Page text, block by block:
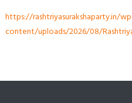
https://rashtriyasurakshaparty.in/
content/uploads/2026/08/